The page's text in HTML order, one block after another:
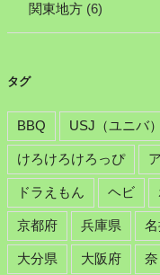
関東地方(6)
タグ
BBQ USJ（ユニバ）
けろけろけろっぴ
ドラえもん ヘビ
京都府 兵庫県
大分県 大阪府